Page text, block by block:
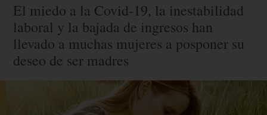
El miedo a la Covid-19, la inestabilidad
laboral y la bajada de ingresos han
llevado a muchas mujeres a posponer su
deseo de ser madres